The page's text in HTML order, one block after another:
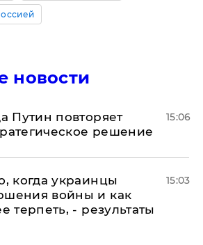
новости
Путин повторяет
решение
15:06
когда украинцы
войны и как
терпеть, - результаты
15:03